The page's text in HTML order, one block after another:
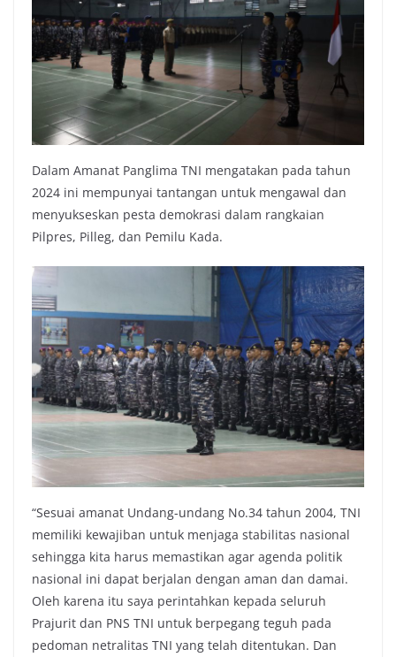
Dalam Amanat Panglima TNI mengatakan pada tahun
2024 ini mempunyai tantangan untuk mengawal dan
menyukseskan pesta demokrasi dalam rangkaian
Pilpres, Pilleg, dan Pemilu Kada.
“Sesuai amanat Undang-undang No.34 tahun 2004, TNI
memiliki kewajiban untuk menjaga stabilitas nasional
sehingga kita harus memastikan agar agenda politik
nasional ini dapat berjalan dengan aman dan damai.
Oleh karena itu saya perintahkan kepada seluruh
Prajurit dan PNS TNI untuk berpegang teguh pada
pedoman netralitas TNI yang telah ditentukan. Dan